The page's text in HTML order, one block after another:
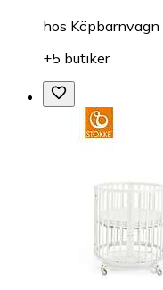
hos Köpbarnvagn
+5 butiker